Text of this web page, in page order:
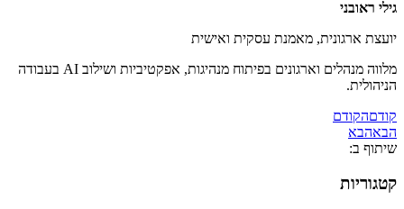
גילי ראובני
יועצת ארגונית, מאמנת עסקית ואישית
מלווה מנהלים וארגונים בפיתוח מנהיגות, אפקטיביות ושילוב AI בעבודה
הניהולית.
קודםהקודם
הבאהבא
שיתוף ב:
קטגוריות